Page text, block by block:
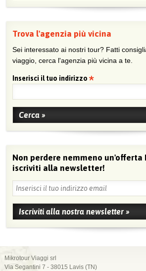
Trova l'agenzia più vicina
Sei interessato ai nostri tour? Fatti
viaggio, cerca l'agenzia più vicina a te.
Inserisci il tuo indirizzo
Non perdere nemmeno un'offerta
iscriviti alla newsletter!
Mikrotour Viaggi srl
Via Segantini 7 - 38015 Lavis (TN)